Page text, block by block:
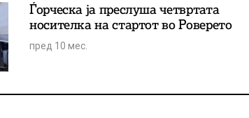
Ѓорческа ја преслуша четвртата
носителка на стартот во Роверето
пред 10 мес.